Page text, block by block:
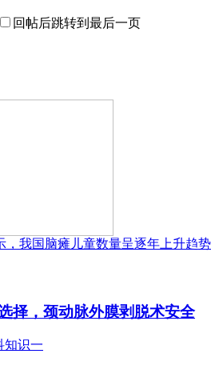
回帖后跳转到最后一页
国脑瘫儿童数量呈逐年上升趋势
择，颈动脉外膜剥脱术安全
知识一